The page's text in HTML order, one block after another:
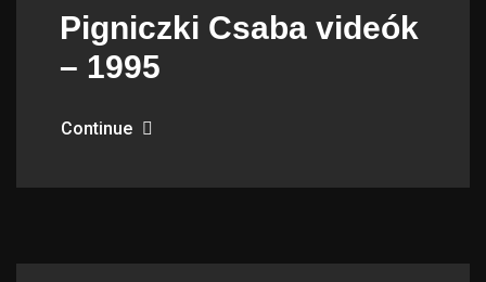
Pigniczki Csaba videók
– 1995
Continue